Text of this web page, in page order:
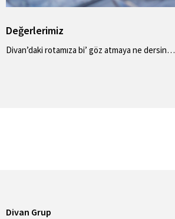
Değerlerimiz
Divan’daki rotamıza bi’ göz atmaya ne dersin…
Divan Grup